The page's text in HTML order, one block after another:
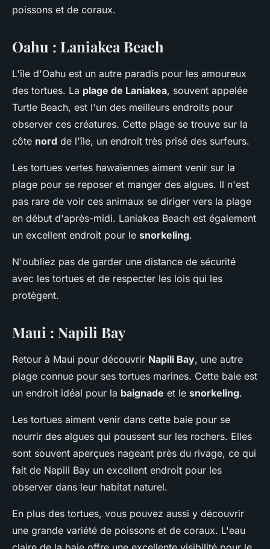
poissons et de coraux.
Oahu : Laniakea Beach
L'île d'Oahu est un autre paradis pour les amoureux
des tortues. La plage de Laniakea, souvent appelée
Turtle Beach, est l'un des meilleurs endroits pour
observer ces créatures. Cette plage se trouve sur la
côte nord de l'île, un endroit très prisé des surfeurs.
Les tortues vertes hawaïennes aiment venir sur la
plage pour se reposer et manger des algues. Il n'est
pas rare de voir ces animaux se diriger vers la plage
en début d'après-midi. Laniakea Beach est également
un excellent endroit pour le snorkeling.
N'oubliez pas de garder une distance de sécurité
avec les tortues et de respecter les lois qui les
protègent.
Maui : Napili Bay
Retour à Maui pour découvrir Napili Bay, une autre
plage connue pour ses tortues marines. Cette baie est
un endroit idéal pour la baignade et le snorkeling.
Les tortues aiment venir dans cette baie pour se
nourrir des algues qui poussent sur les rochers. Elles
sont souvent aperçues nageant près du rivage, ce qui
fait de Napili Bay un excellent endroit pour les
observer dans leur habitat naturel.
En plus des tortues, vous pouvez aussi y découvrir
une grande variété de poissons et de coraux. L'eau